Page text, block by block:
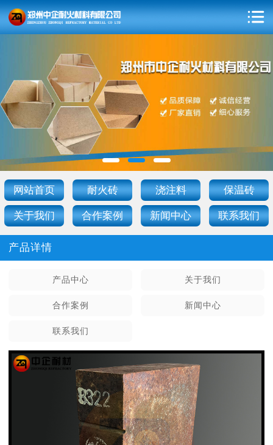
网站首页 耐火砖 浇注料 保温砖
关于我们 合作案例 新闻中心 联系我们
产品详情
产品中心 关于我们
合作案例 新闻中心
联系我们